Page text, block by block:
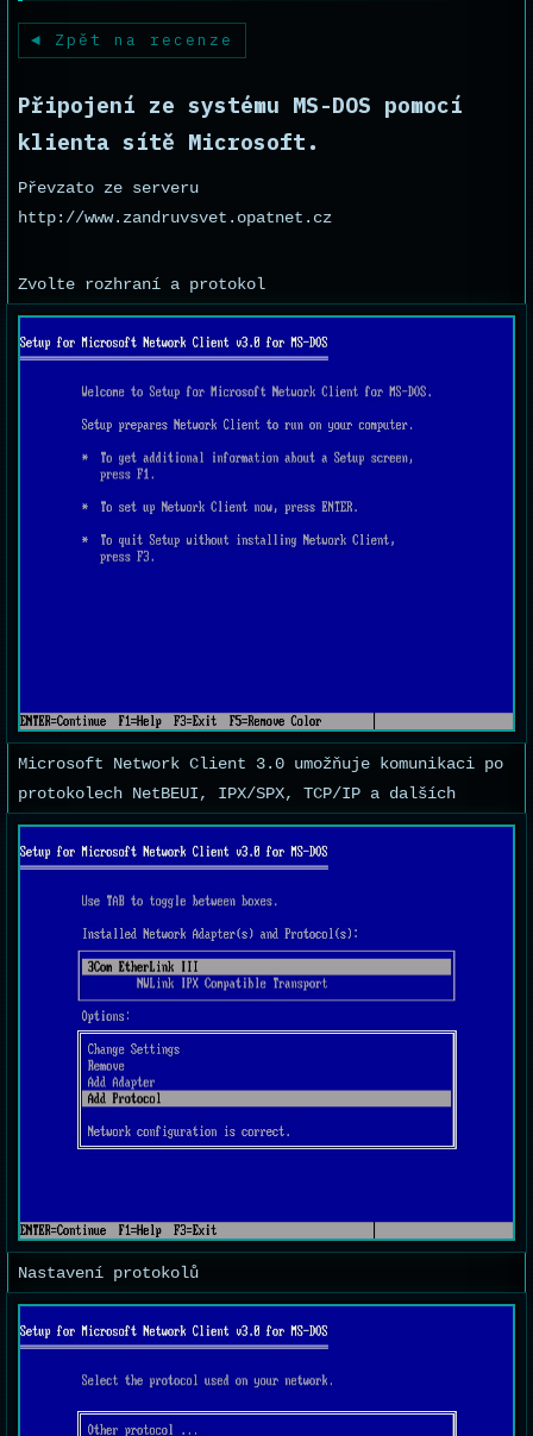
Zpět na recenze
Připojení ze systému MS-DOS pomocí
klienta sítě Microsoft.
Převzato ze serveru
http://www.zandruvsvet.opatnet.cz
Zvolte rozhraní a protokol
Microsoft Network Client 3.0 umožňuje komunikaci po
protokolech NetBEUI, IPX/SPX, TCP/IP a dalších
Nastavení protokolů